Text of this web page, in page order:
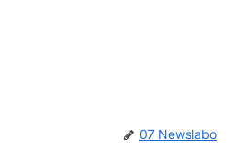
07 Newslabo